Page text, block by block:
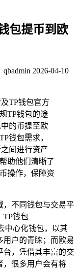
包提币到欧
2026-04-10
TP钱包官方
TP钱包的途
的币提至欧
钱包需求，
间进行资产
助他们清晰了
操作，保障资
，不同钱包与交易平
TP钱包
中心化钱包，以其
用户的青睐；而欧易
台，凭借其丰富的交
，很多用户会有将